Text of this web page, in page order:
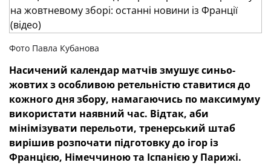
Фото Павла Кубанова
Насичений календар матчів змушує синьо-
жовтих з особливою ретельністю ставитися до
кожного дня збору, намагаючись по максимуму
використати наявний час. Відтак, аби
мінімізувати перельоти, тренерський штаб
вирішив розпочати підготовку до ігор із
Францією, Німеччиною та Іспанією у Парижі.